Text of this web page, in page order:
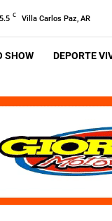
C Villa Carlos Paz, AR
SHOW DEPORTE